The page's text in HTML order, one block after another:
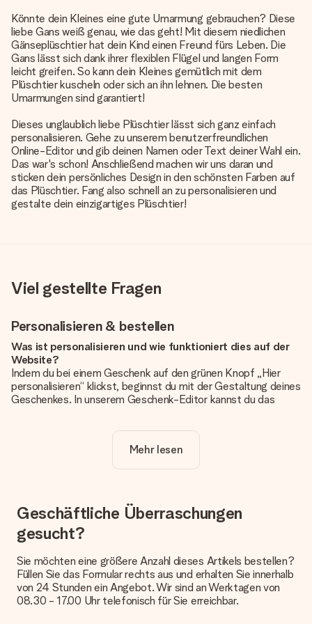
Könnte dein Kleines eine gute Umarmung gebrauchen? Diese
liebe Gans weiß genau, wie das geht! Mit diesem niedlichen
Gänseplüschtier hat dein Kind einen Freund fürs Leben. Die
Gans lässt sich dank ihrer flexiblen Flügel und langen Form
leicht greifen. So kann dein Kleines gemütlich mit dem
Plüschtier kuscheln oder sich an ihn lehnen. Die besten
Umarmungen sind garantiert!
Dieses unglaublich liebe Plüschtier lässt sich ganz einfach
personalisieren. Gehe zu unserem benutzerfreundlichen
Online-Editor und gib deinen Namen oder Text deiner Wahl ein.
Das war's schon! Anschließend machen wir uns daran und
sticken dein persönliches Design in den schönsten Farben auf
das Plüschtier. Fang also schnell an zu personalisieren und
gestalte dein einzigartiges Plüschtier!
Viel gestellte Fragen
Personalisieren & bestellen
Was ist personalisieren und wie funktioniert dies auf der
Website?
Indem du bei einem Geschenk auf den grünen Knopf „Hier
personalisieren“ klickst, beginnst du mit der Gestaltung deines
Geschenkes. In unserem Geschenk-Editor kannst du das
noch eines unserer angebotenen Designs, um deinem
Geschenk die perfekte Ausstrahlung zu verleihen.
Personalisierung. So ist und bleibt es übersichtlich!
Hat mein Foto die richtige Qualität?
Wir möchten sicherstellen, dass du mit deinem Geschenk
rundum zufrieden bist. Deshalb ist es wichtig, qualitativ
hochwertige Fotos zu verwenden. Wenn du dir nicht sicher
bist, ob dein Bild die erforderliche Qualität aufweist, wende
dich bitte an unseren Kundenservice und füge dein Foto
Mehr lesen
Geschäftliche Überraschungen
gesucht?
Sie möchten eine größere Anzahl dieses Artikels bestellen?
Füllen Sie das Formular rechts aus und erhalten Sie innerhalb
von 24 Stunden ein Angebot. Wir sind an Werktagen von
08.30 - 17.00 Uhr telefonisch für Sie erreichbar.